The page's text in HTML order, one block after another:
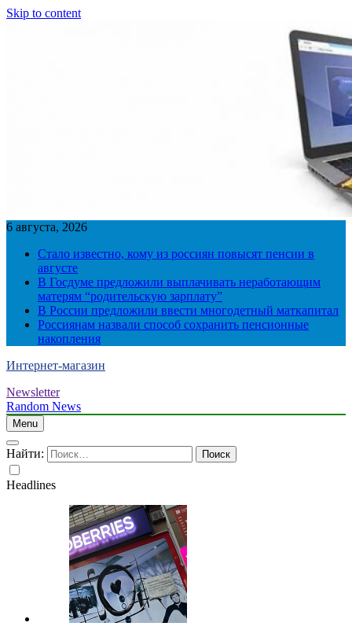
Skip to content
6 августа, 2026
Стало известно, кому из россиян повысят пенсии в
августе
В Госдуме предложили выплачивать неработающим
матерям “родительскую зарплату”
В России предложили ввести многодетный маткапитал
Россиянам назвали способ сохранить пенсионные
накопления
Интернет-магазин
Newsletter
Random News
Menu
Найти:
Headlines